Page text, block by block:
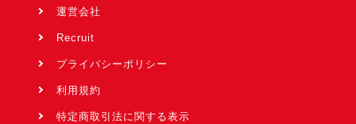
運営会社
Recruit
プライバシーポリシー
利用規約
特定商取引法に関する表示